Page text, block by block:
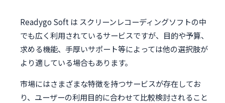
Readygo Soft は スクリーンレコーディングソフトの中
でも広く利用されているサービスですが、目的や予算、
求める機能、手厚いサポート等によっては他の選択肢が
より適している場合もあります。
市場にはさまざまな特徴を持つサービスが存在してお
り、ユーザーの利用目的に合わせて比較検討されること